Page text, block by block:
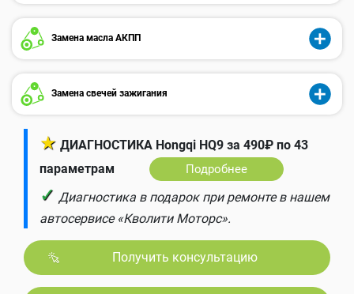
Замена масла АКПП
Замена свечей зажигания
★ ДИАГНОСТИКА Hongqi HQ9 за 490₽ по 43
параметрам
Подробнее
✓ Диагностика в подарок при ремонте в нашем
автосервисе «Кволити Моторс».
Получить консультацию